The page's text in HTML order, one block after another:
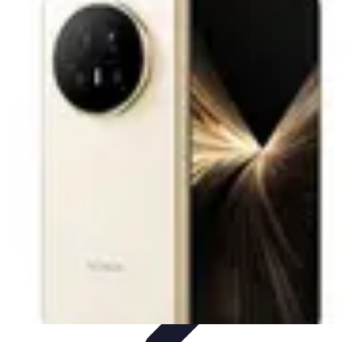
Black Friday en Línea
Consejos y Estrategias
Consejos de Compra
SeguridadAnálisis de Expertos
Black Friday en Línea